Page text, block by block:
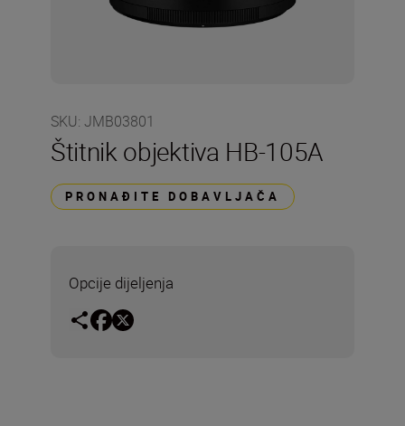
SKU: JMB03801
Štitnik objektiva HB-105A
PRONAĐITE DOBAVLJAČA
Opcije dijeljenja